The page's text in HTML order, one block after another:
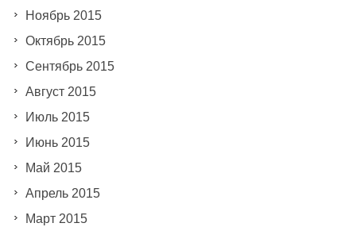
Ноябрь 2015
Октябрь 2015
Сентябрь 2015
Август 2015
Июль 2015
Июнь 2015
Май 2015
Апрель 2015
Март 2015